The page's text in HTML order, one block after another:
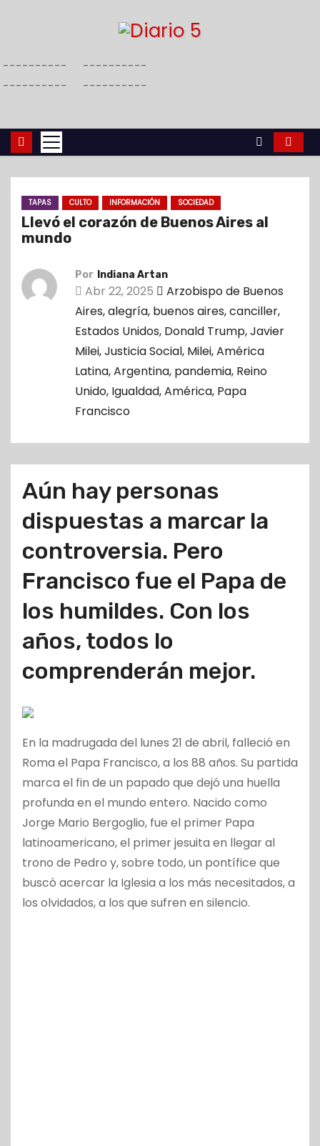
t
a
a
----------
----------
----------
----------
TAPAS CULTO INFORMACIÓN SOCIEDAD
Llevó el corazón de Buenos Aires al
mundo
Por Indiana Artan
Abr 22, 2025
Arzobispo de Buenos
Aires,alegría, buenos aires,canciller,
Estados Unidos, Donald Trump,Javier
Milei,Justicia Social, Milei,América
Latina,Argentina, pandemia, Reino
Unido, Igualdad,América, Papa
Francisco
Aún hay personas
dispuestas a marcar la
controversia. Pero
Francisco fue el Papa de
los humildes. Con los
años, todos lo
comprenderán mejor.
En la madrugada del lunes 21 de abril, falleció en
Roma el Papa Francisco, a los 88 años. Su partida
marca el fin de un papado que dejó una huella
profunda en el mundo entero. Nacido como
Jorge Mario Bergoglio, fue el primer Papa
latinoamericano, el primer jesuita en llegar al
trono de Pedro y, sobre todo, un pontífice que
buscó acercar la Iglesia a los más necesitados, a
los olvidados, a los que sufren en silencio.